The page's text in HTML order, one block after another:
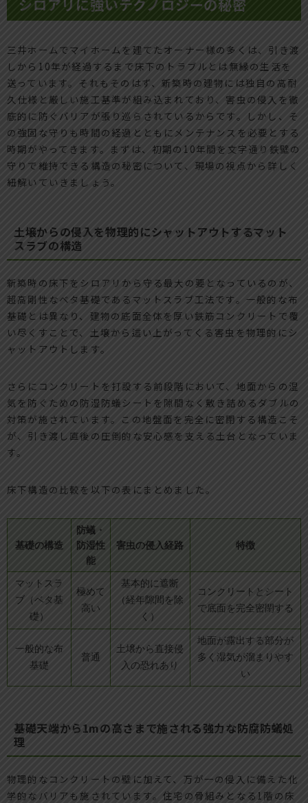
シロアリに強いテクノロジーの秘密
三井ホームでマイホームを建てたオーナー様の多くは、引き渡
しから10年が経過するまで床下のトラブルとは無縁の生活を
送っています。それもそのはず、新築時の建物には独自の高耐
久仕様と厳しい施工基準が組み込まれており、害虫の侵入を徹
底的に防ぐバリアが張り巡らされているからです。しかし、そ
の強固な守りも時間の経過とともにメンテナンスを必要とする
時期がやってきます。まずは、初期の10年間を文字通り鉄壁の
守りで維持できる構造の秘密について、現場の視点から詳しく
紐解いていきましょう。
土壌からの侵入を物理的にシャットアウトするマット
スラブの構造
新築時の床下をシロアリから守る最大の要となっているのが、
超高剛性なベタ基礎であるマットスラブ工法です。一般的な布
基礎とは異なり、建物の底面全体を厚い鉄筋コンクリートで覆
い尽くすことで、土壌から這い上がってくる害虫を物理的にシ
ャットアウトします。
さらにコンクリートを打設する前段階において、地面からの湿
気を防ぐための防湿防蟻シートを隙間なく敷き詰めるダブルの
対策が施されています。この地盤面を完全に密閉する構造こそ
が、引き渡し直後の圧倒的な安心感を支える土台となっていま
す。
床下構造の比較を以下の表にまとめました。
基礎の構造
防蟻・
防湿性
能
害虫の侵入経路 特徴
マットスラ
ブ（ベタ基
礎）
極めて
高い
基本的に遮断
（経年隙間を除
く）
コンクリートとシート
で底面を完全密閉する
一般的な布
基礎
普通
土壌から直接侵
入の恐れあり
地面が露出する部分が
多く湿気が溜まりやす
い
基礎天端から1mの高さまで施される強力な防腐防蟻処
理
物理的なコンクリートの壁に加えて、万が一の侵入に備えた化
学的なバリアも施されています。住宅の骨組みとなる1階の床